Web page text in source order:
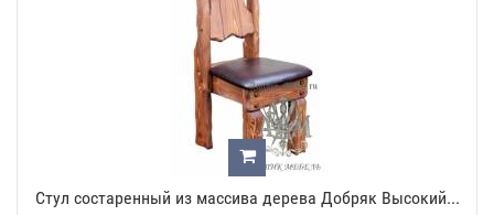
Стул состаренный из массива дерева Добряк Высокий...